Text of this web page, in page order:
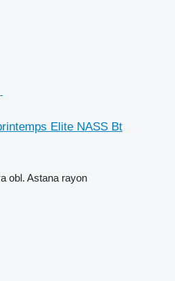
Elite NASS Bt
obl. Astana rayon